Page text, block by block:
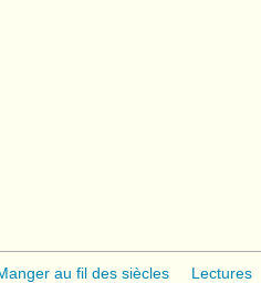
au fil des siècles Lectures